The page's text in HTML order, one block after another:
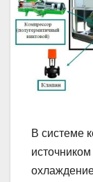
В системе